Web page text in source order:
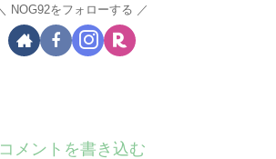
NOG92をフォローする
コメントを書き込む